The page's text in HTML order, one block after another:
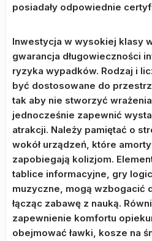
posiadały odpowiednie
Inwestycja w wysokiej klasy
gwarancja długowieczności
ryzyka wypadków. Rodzaj i
być dostosowane do
tak aby nie stworzyć
jednocześnie zapewnić
atrakcji. Należy pamiętać o
wokół urządzeń, które
zapobiegają kolizjom.
tablice informacyjne, gry
muzyczne, mogą wzbogacić
łącząc zabawę z nauką.
zapewnienie komfortu
obejmować ławki, kosze na